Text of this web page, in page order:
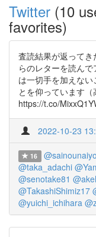
Twitter (10
favorites)
査読結果が返って
らのレターを読ん
は一切手を加えな
とを仰っています（
https://t.co/
2022-10-23
16 @sainounaiyo
@taka_adachi
@senotake81
@TakashiShimiz17
@yuichi_ichihara